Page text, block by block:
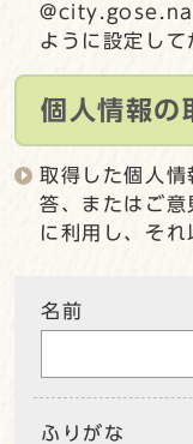
ように設定して
個人情報の
取得した個人情
答、またはご意
に利用し、それ
名前
ふりがな